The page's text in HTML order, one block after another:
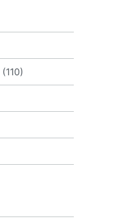
(110)